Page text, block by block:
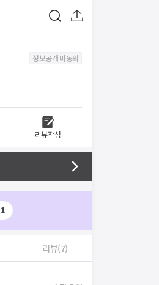
정보공개 미동의
리뷰작성
1
리뷰(7)